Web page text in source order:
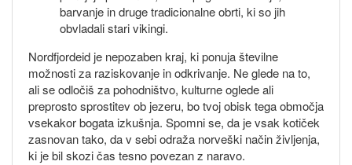
barvanje in druge tradicionalne obrti, ki so jih
obvladali stari vikingi.
Nordfjordeid je nepozaben kraj, ki ponuja številne
možnosti za raziskovanje in odkrivanje. Ne glede na to,
ali se odločiš za pohodništvo, kulturne oglede ali
preprosto sprostitev ob jezeru, bo tvoj obisk tega območja
vsekakor bogata izkušnja. Spomni se, da je vsak kotiček
zasnovan tako, da v sebi odraža norveški način življenja,
ki je bil skozi čas tesno povezan z naravo.